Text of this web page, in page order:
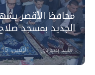
محافظ الأقصر
الجديد بمسجد
سيد بغدادي الإثنين، 15 يونيه 2026 11:40 م